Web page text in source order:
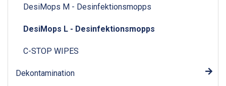
DesiMops M - Desinfektionsmopps
DesiMops L - Desinfektionsmopps
C-STOP WIPES
Dekontamination